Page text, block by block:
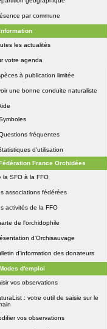
par commune
les actualités
votre agenda
à publication limitée
une bonne conduite naturaliste
fréquentes
d'utilisation
France Orchidées
la SFO à la FFO
associations fédérées
activités de la FFO
de l'orchidophile
d'Orchisauvage
d'information des donateurs
d'emploi
vos observations
: votre outil de saisie sur le
vos observations